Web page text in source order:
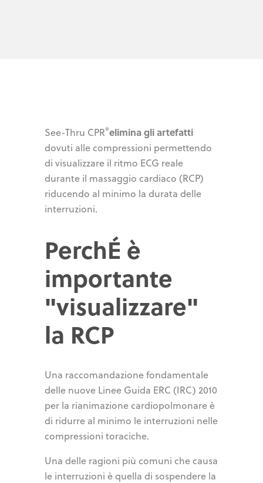
See-Thru CPR®elimina gli artefatti
dovuti alle compressioni permettendo
di visualizzare il ritmo ECG reale
durante il massaggio cardiaco (RCP)
riducendo al minimo la durata delle
interruzioni.
PerchÉ è
importante
"visualizzare"
la RCP
Una raccomandazione fondamentale
delle nuove Linee Guida ERC (IRC) 2010
per la rianimazione cardiopolmonare è
di ridurre al minimo le interruzioni nelle
compressioni toraciche.
Una delle ragioni più comuni che causa
le interruzioni è quella di sospendere la